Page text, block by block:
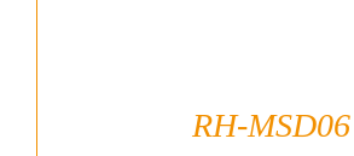
RH-MSD06